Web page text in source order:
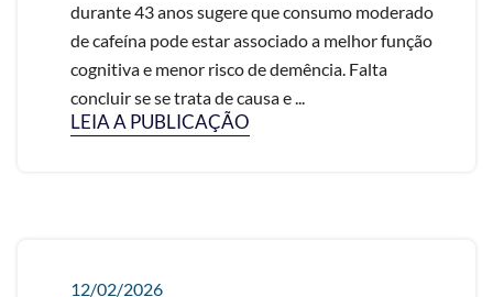
durante 43 anos sugere que consumo moderado
de cafeína pode estar associado a melhor função
cognitiva e menor risco de demência. Falta
concluir se se trata de causa e ...
LEIA A PUBLICAÇÃO
12/02/2026